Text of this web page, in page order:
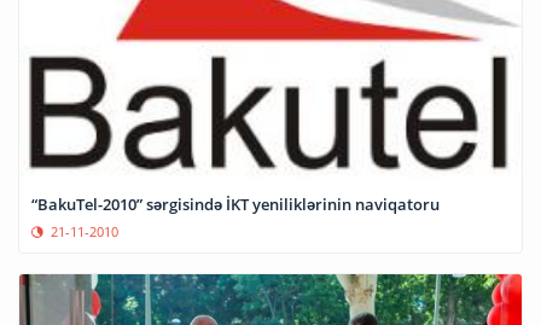
“BakuTel-2010” sərgisində İKT yeniliklərinin naviqatoru
21-11-2010